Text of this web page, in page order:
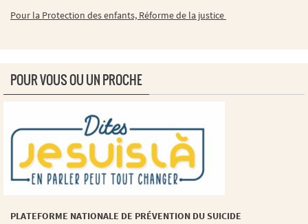
Pour la Protection des enfants, Réforme de la justice
POUR VOUS OU UN PROCHE
PLATEFORME NATIONALE DE PRÉVENTION DU SUICIDE